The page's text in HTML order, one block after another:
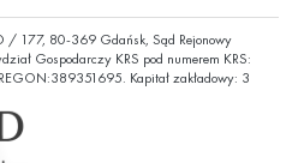
/ 177, 80-369 Gdańsk, Sąd Rejonowy
Gospodarczy KRS pod numerem KRS:
Kapitał zakładowy: 3